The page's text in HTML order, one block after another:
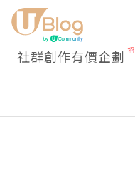
社群創作有價企劃